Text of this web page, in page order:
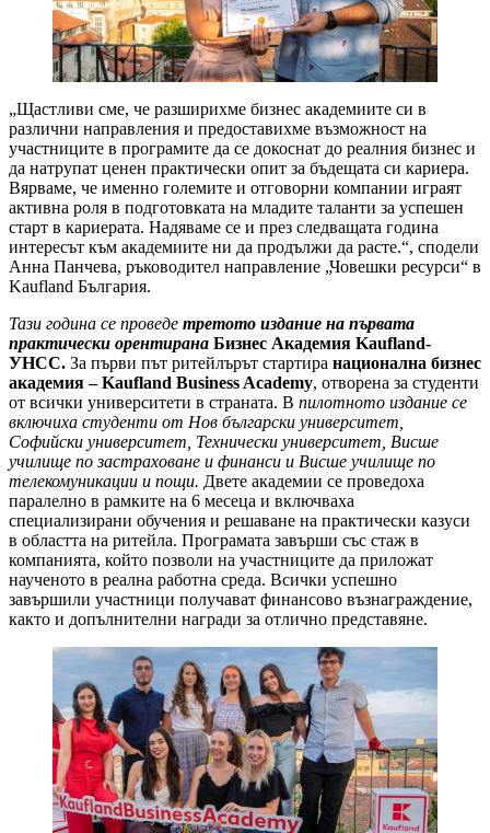
„Щастливи сме, че разширихме бизнес академиите си в
различни направления и предоставихме възможност на
участниците в програмите да се докоснат до реалния бизнес и
да натрупат ценен практически опит за бъдещата си кариера.
Вярваме, че именно големите и отговорни компании играят
активна роля в подготовката на младите таланти за успешен
старт в кариерата. Надяваме се и през следващата година
интересът към академиите ни да продължи да расте.“, сподели
Анна Панчева, ръководител направление „Човешки ресурси“ в
Kaufland България.
Тази година се проведе третото издание на първата
практически орентирана Бизнес Академия Kaufland-
УНСС. За първи път ритейлърът стартира национална бизнес
академия – Kaufland Business Academy, отворена за студенти
от всички университети в страната. В пилотното издание се
включиха студенти от Нов български университет,
Софийски университет, Технически университет, Висше
училище по застраховане и финанси и Висше училище по
телекомуникации и пощи. Двете академии се проведоха
паралелно в рамките на 6 месеца и включваха
специализирани обучения и решаване на практически казуси
в областта на ритейла. Програмата завърши със стаж в
компанията, който позволи на участниците да приложат
наученото в реална работна среда. Всички успешно
завършили участници получават финансово възнаграждение,
както и допълнителни награди за отлично представяне.